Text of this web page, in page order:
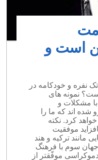
است و
نفره و خودکامه در
نمونه های
مشکلات و
اند که ما را
خواهد کرد. نکته
موفقیت
مانند ترکیه و هند
سوم با فرهنگ
موفّقتر از